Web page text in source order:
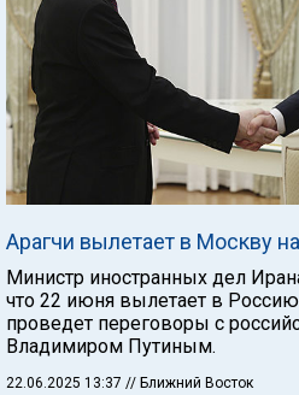
Арагчи вылетает в Москву
Министр иностранных дел
что 22 июня вылетает в
проведет переговоры с
Владимиром Путиным.
22.06.2025 13:37 // Ближний Восток